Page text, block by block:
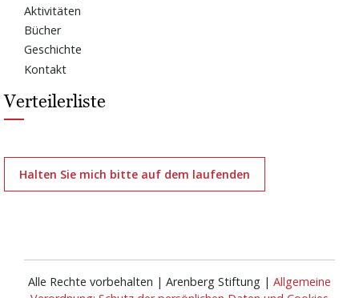
Aktivitäten
Bücher
Geschichte
Kontakt
Verteilerliste
Halten Sie mich bitte auf dem laufenden
Alle Rechte vorbehalten | Arenberg Stiftung | Allgemeine